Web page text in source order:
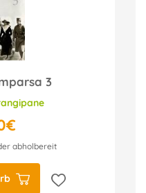
3
abholbereit